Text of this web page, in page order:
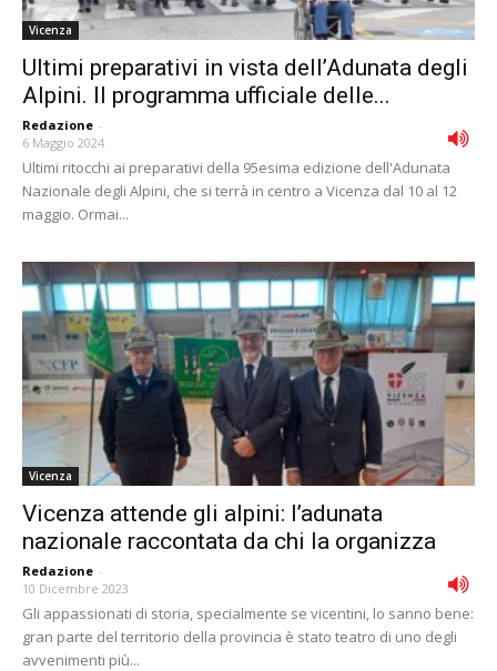
Vicenza
Ultimi preparativi in vista dell’Adunata degli
Alpini. Il programma ufficiale delle...
Redazione -
6 Maggio 2024
Ultimi ritocchi ai preparativi della 95esima edizione dell'Adunata
Nazionale degli Alpini, che si terrà in centro a Vicenza dal 10 al 12
maggio. Ormai...
Vicenza
Vicenza attende gli alpini: l’adunata
nazionale raccontata da chi la organizza
Redazione -
10 Dicembre 2023
Gli appassionati di storia, specialmente se vicentini, lo sanno bene:
gran parte del territorio della provincia è stato teatro di uno degli
avvenimenti più...